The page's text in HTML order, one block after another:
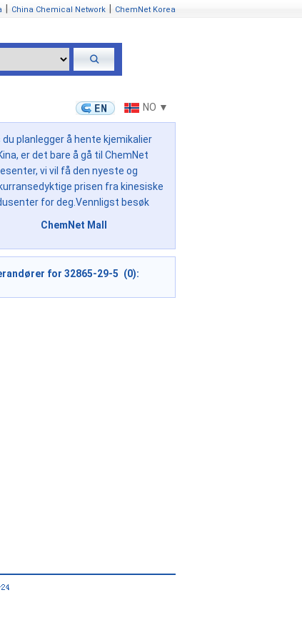
China Chemical Network ChemNet Korea
NO ▼
du planlegger å hente kjemikalier
er det bare å gå til ChemNet
vi vil få den nyeste og
prisen fra kinesiske
for deg.Vennligst besøk
ChemNet Mall
for 32865-29-5 (0):